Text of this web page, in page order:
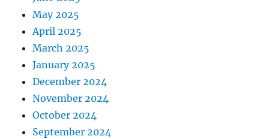
May 2025
April 2025
March 2025
January 2025
December 2024
November 2024
October 2024
September 2024